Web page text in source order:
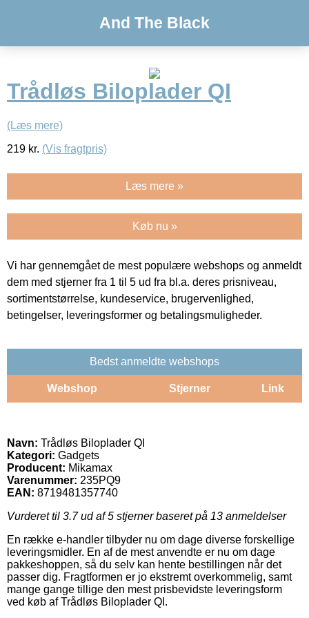
And The Black
Trådløs Biloplader QI
(Læs mere)
219 kr. (Vis fragtpris)
Læs mere »
Køb nu »
Vi har gennemgået de mest populære webshops og anmeldt
dem med stjerner fra 1 til 5 ud fra bl.a. deres prisniveau,
sortimentstørrelse, kundeservice, brugervenlighed,
betingelser, leveringsformer og betalingsmuligheder.
Bedst anmeldte webshops
Webshop Stjerner Link
Navn: Trådløs Biloplader QI
Kategori: Gadgets
Producent: Mikamax
Varenummer: 235PQ9
EAN: 8719481357740
Vurderet til 3.7ud af 5 stjerner baseret på 13 anmeldelser
En række e-handler tilbyder nu om dage diverse forskellige
leveringsmidler. En af de mest anvendte er nu om dage
pakkeshoppen, så du selv kan hente bestillingen når det
passer dig. Fragtformen er jo ekstremt overkommelig, samt
mange gange tillige den mest prisbevidste leveringsform
ved køb af Trådløs Biloplader QI.